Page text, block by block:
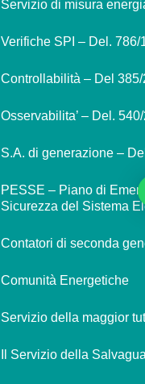
Servizio di misura
Verifiche SPI – Del. 786/
Controllabilità – Del
Osservabilita’ – Del.
S.A. di generazione –
PESSE – Piano di
Sicurezza del Sistema
Contatori di seconda
Comunità Energetiche
Servizio della maggior
Il Servizio della